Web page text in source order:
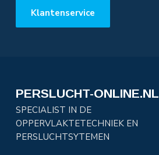
Klantenservice
PERSLUCHT-ONLINE.NL
SPECIALIST IN DE
OPPERVLAKTETECHNIEK EN
PERSLUCHTSYTEMEN